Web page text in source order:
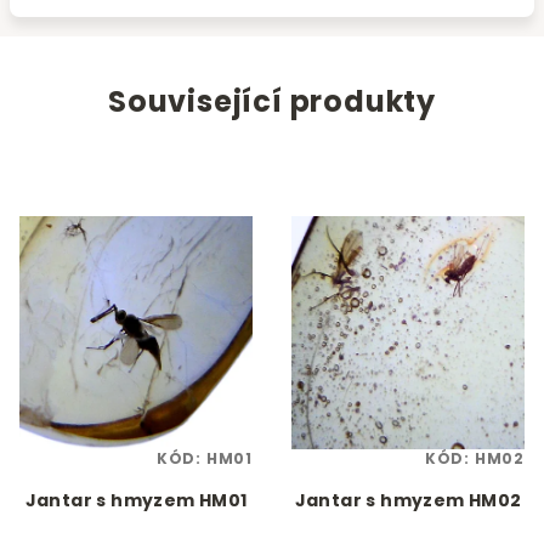
Související produkty
Jantar s hmyzem HM01
KÓD: HM01
Jantar s hmyzem HM02
KÓD: HM02